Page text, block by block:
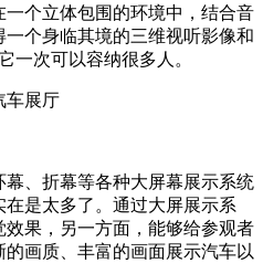
个立体包围的环境中，结合音
个身临其境的三维视听影像和
一次可以容纳很多人。
、折幕等各种大屏幕展示系统
是太多了。通过大屏展示系
果，另一方面，能够给参观者
画质、丰富的画面展示汽车以